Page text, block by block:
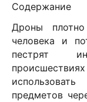
Содержание
Дроны
человека и
пестрят
предметов